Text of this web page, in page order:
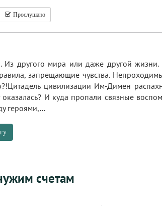
Прослушано
Из другого мира или даже другой
запрещающие чувства.
цивилизации Им-Димен
И куда пропали связные
героями,...
счетам